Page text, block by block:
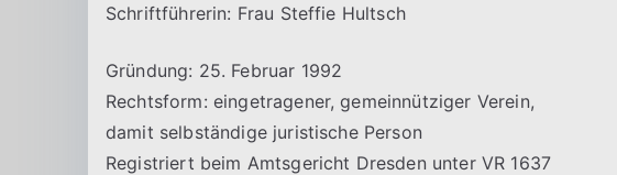
Schriftführerin: Frau Steffie Hultsch
Gründung: 25. Februar 1992
Rechtsform: eingetragener, gemeinnütziger Verein,
damit selbständige juristische Person
Registriert beim Amtsgericht Dresden unter VR 1637